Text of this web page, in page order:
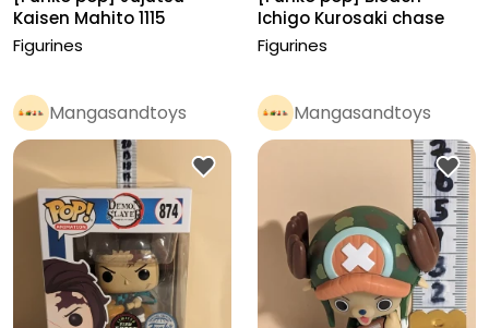
Kaisen Mahito 1115
Figurines
Ichigo Kurosaki chase
1610
Figurines
Mangasandtoys
Pro
Mangasandtoys
Pro